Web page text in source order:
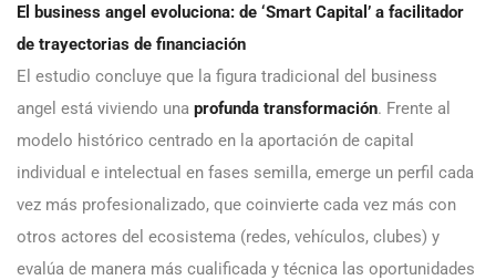
El business angel evoluciona: de ‘Smart Capital’ a facilitador
de trayectorias de financiación
El estudio concluye que la figura tradicional del business
angel está viviendo una profunda transformación. Frente al
modelo histórico centrado en la aportación de capital
individual e intelectual en fases semilla, emerge un perfil cada
vez más profesionalizado, que coinvierte cada vez más con
otros actores del ecosistema (redes, vehículos, clubes) y
evalúa de manera más cualificada y técnica las oportunidades